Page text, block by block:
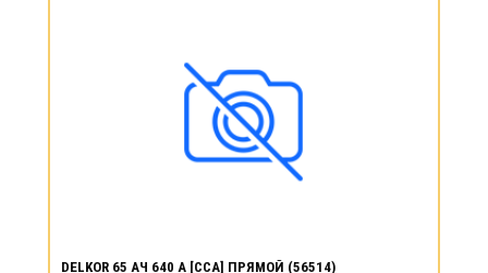
DELKOR 65 АЧ 640 А [CCA] ПРЯМОЙ (56514)